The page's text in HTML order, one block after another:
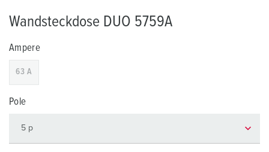
Wandsteckdose DUO 5759A
Ampere
63 A
Pole